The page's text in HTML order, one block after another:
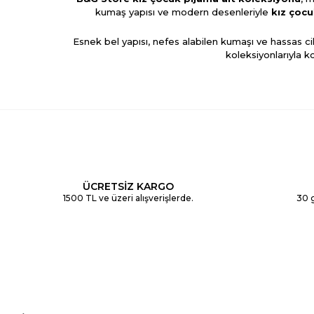
kumaş yapısı ve modern desenleriyle kız
Esnek bel yapısı, nefes alabilen kumaşı ve hassas
koleksiyonlarıyla
Kız çocuk kışlık pijama alt modelleri sıcak tutan
tercih edilir.
ÜCRETSİZ KARGO
1500 TL ve üzeri alışverişlerde. 30